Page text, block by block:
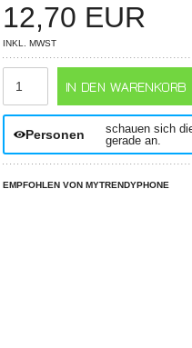
12,70 EUR
INKL. MWST
Personen
schauen sich
gerade an.
EMPFOHLEN VON MYTRENDYPHONE